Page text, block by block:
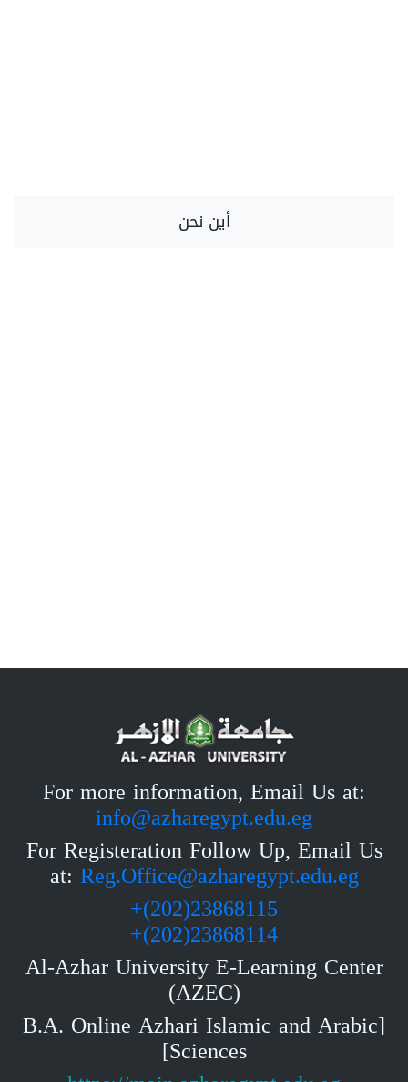
أين نحن
For more information, Email Us at:
info@azharegypt.edu.eg
For Registeration Follow Up, Email Us
at: Reg.Office@azharegypt.edu.eg
23868115(202)+
23868114(202)+
Al-Azhar University E-Learning Center
(AZEC)
[B.A. Online Azhari Islamic and Arabic
Sciences]